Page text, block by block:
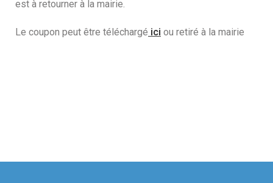
est à retourner à la mairie.
Le coupon peut être téléchargé ici ou retiré à la mairie